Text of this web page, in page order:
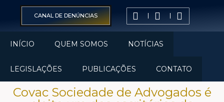
CANAL DE DENÚNCIAS
INÍCIO QUEM SOMOS NOTÍCIAS
LEGISLAÇÕES PUBLICAÇÕES CONTATO
Covac Sociedade de Advogados é